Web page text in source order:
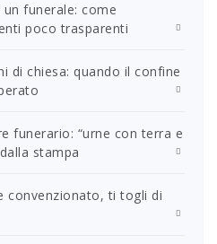
un funerale: come
poco trasparenti
di chiesa: quando il confine
funerario: “urne con terra e
stampa
convenzionato, ti togli di